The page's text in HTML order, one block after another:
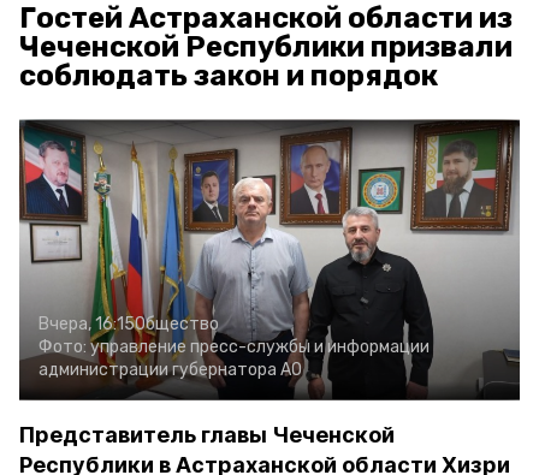
Гостей Астраханской области из
Чеченской Республики призвали
соблюдать закон и порядок
Вчера, 16:15Общество
Фото: управление пресс-службы и информации
администрации губернатора АО
Представитель главы Чеченской
Республики в Астраханской области Хизри